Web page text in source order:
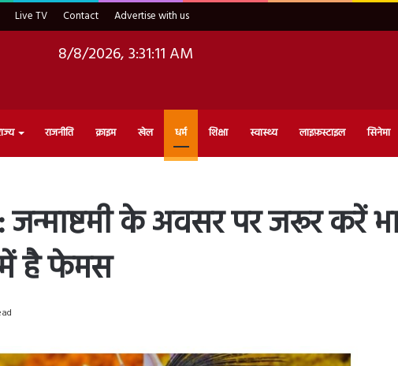
Live TV Contact Advertise with us
8/8/2026, 3:31:12 AM
राजनीति क्राइम खेल धर्म शिक्षा स्वास्थ्य लाइफ़स्टाइल सिनेमा
के अवसर पर जरूर
में है फेमस